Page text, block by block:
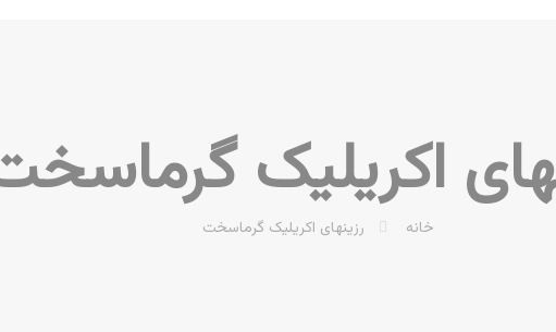
اکریلیک
خانه رزینهای اکریلیک گرماسخت